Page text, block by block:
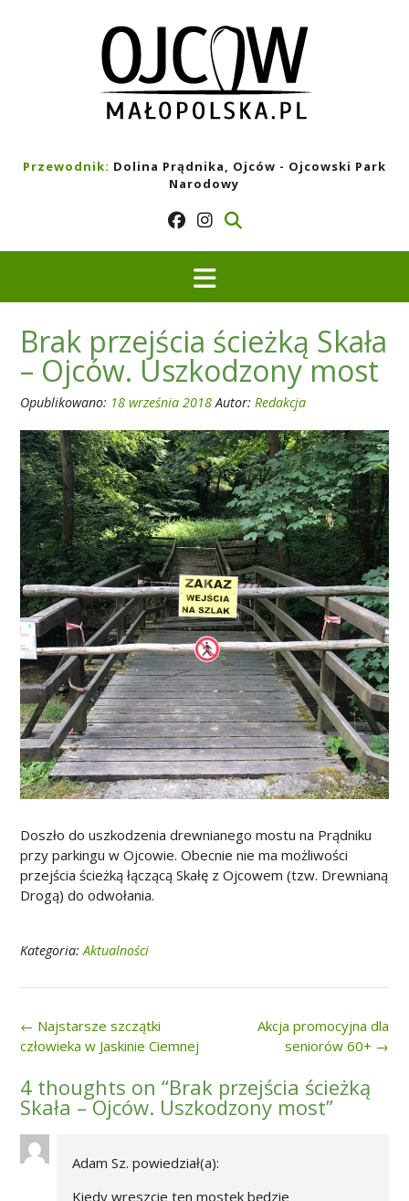
Przewodnik: Dolina Prądnika, Ojców - Ojcowski Park
Narodowy
Brak przejścia ścieżką Skała
– Ojców. Uszkodzony most
Opublikowano: 18 września 2018Autor: Redakcja
Doszło do uszkodzenia drewnianego mostu na Prądniku
przy parkingu w Ojcowie. Obecnie nie ma możliwości
przejścia ścieżką łączącą Skałę z Ojcowem (tzw. Drewnianą
Drogą) do odwołania.
Kategoria:Aktualności
Post
navigation
Akcja promocyjna dla
seniorów 60+ →
← Najstarsze szczątki
człowieka w Jaskinie Ciemnej
4 thoughts on “Brak przejścia ścieżką
Skała – Ojców. Uszkodzony most”
Adam Sz. powiedział(a):
Kiedy wreszcie ten mostek będzie